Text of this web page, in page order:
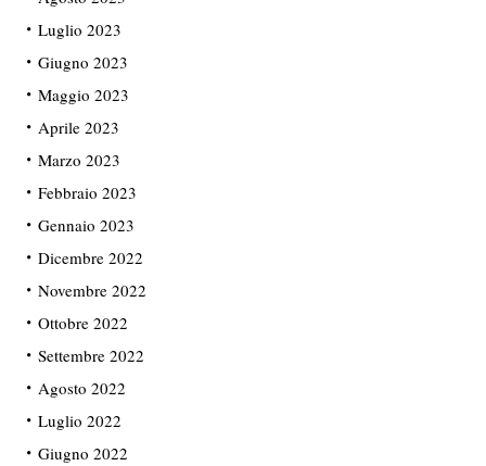
Luglio 2023
Giugno 2023
Maggio 2023
Aprile 2023
Marzo 2023
Febbraio 2023
Gennaio 2023
Dicembre 2022
Novembre 2022
Ottobre 2022
Settembre 2022
Agosto 2022
Luglio 2022
Giugno 2022